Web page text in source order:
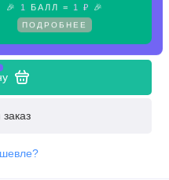
🎉
1 БАЛЛ = 1 ₽ 🎉
ПОДРОБНЕЕ